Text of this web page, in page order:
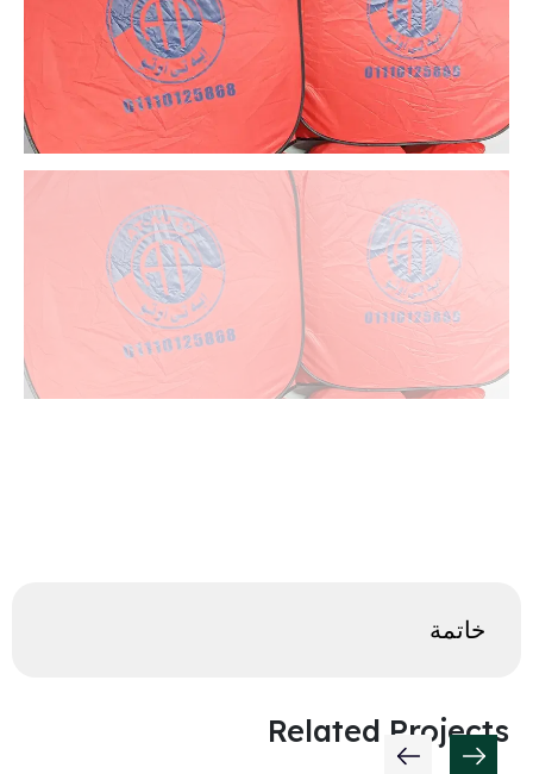
خاتمة
Related Projects